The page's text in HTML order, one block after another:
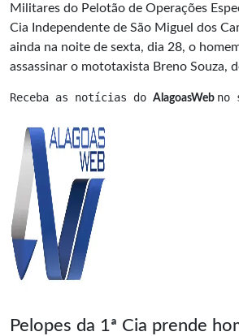
Militares do Pelotão de Operações
Cia Independente de São Miguel dos
ainda na noite de sexta, dia 28, o
assassinar o mototaxista Breno Souza,
Receba as notícias do AlagoasWeb no
Pelopes da 1ª Cia prende